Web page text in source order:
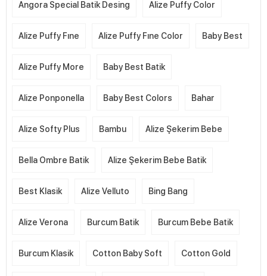
Angora Special Batik Desing Alize Puffy Color
Alize Puffy Fıne Alize Puffy Fıne Color Baby Best
Alize Puffy More Baby Best Batik
Alize Ponponella Baby Best Colors Bahar
Alize Softy Plus Bambu Alize Şekerim Bebe
Bella Ombre Batik Alize Şekerim Bebe Batik
Best Klasik Alize Velluto Bing Bang
Alize Verona Burcum Batik Burcum Bebe Batik
Burcum Klasik Cotton Baby Soft Cotton Gold